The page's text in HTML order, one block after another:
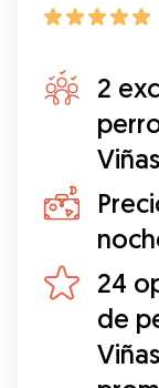
2
Viñas
24
de